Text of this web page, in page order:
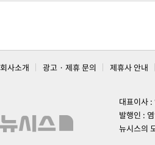
회사소개 광고 · 제휴 문의 제휴사 안내
대표이사 :
발행인 :
뉴시스의